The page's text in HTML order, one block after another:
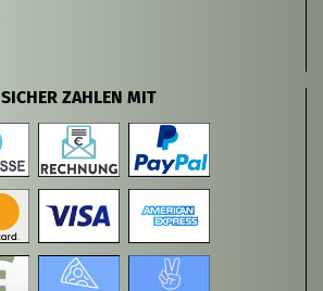
SICHER ZAHLEN MIT